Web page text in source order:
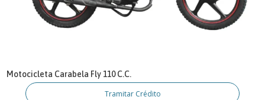
Motocicleta Carabela Fly 110 C.C.
Tramitar Crédito